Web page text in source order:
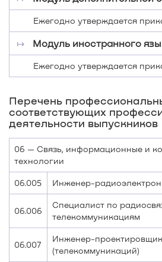
Ежегодно утверждается
↦ Модуль иностранного
Ежегодно утверждается
Перечень
соответствующих
деятельности выпускников
06 — Связь, информационные и
технологии
06.005 Инженер-
06.006
Специалист по
телекоммуникациям
06.007
Инженер-проектировщик
(телекоммуникаций)